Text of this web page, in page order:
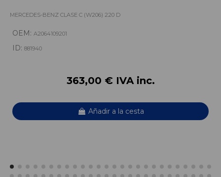
MERCEDES-BENZ CLASE C (W206) 220 D
OEM: A2064109201
ID: 881940
363,00 € IVA inc.
Añadir a la cesta